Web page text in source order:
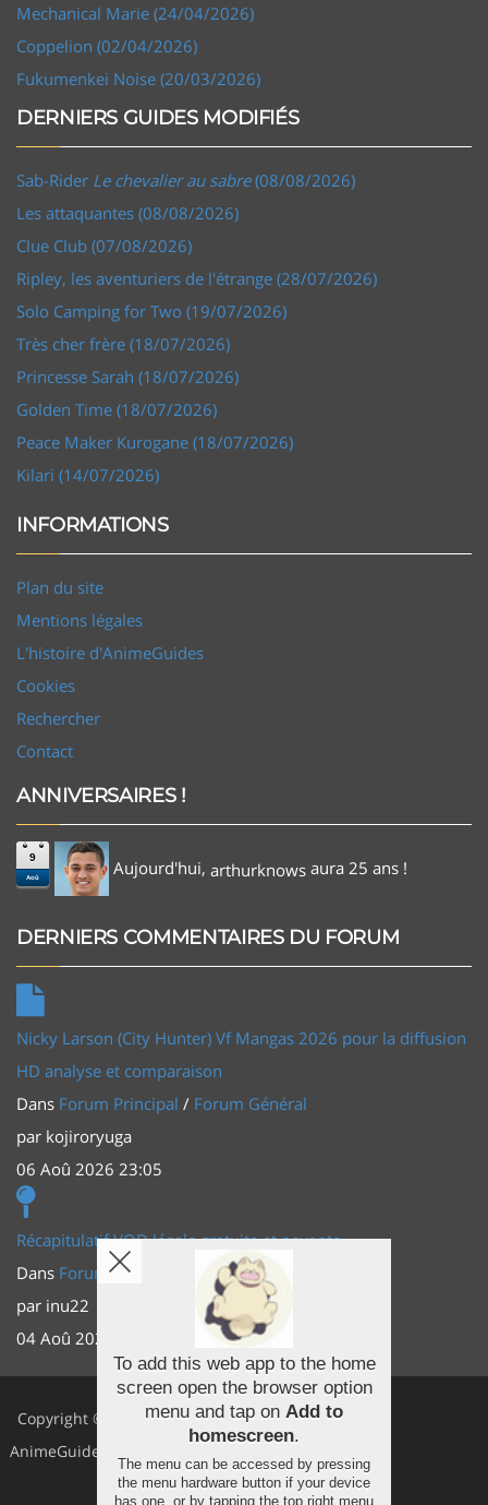
Mechanical Marie (24/04/2026)
Coppelion (02/04/2026)
Fukumenkei Noise (20/03/2026)
DERNIERS GUIDES MODIFIÉS
Sab-Rider Le chevalier au sabre(08/08/2026)
Les attaquantes (08/08/2026)
Clue Club (07/08/2026)
Ripley, les aventuriers de l'étrange (28/07/2026)
Solo Camping for Two (19/07/2026)
Très cher frère (18/07/2026)
Princesse Sarah (18/07/2026)
Golden Time (18/07/2026)
Peace Maker Kurogane (18/07/2026)
Kilari (14/07/2026)
INFORMATIONS
Plan du site
Mentions légales
L'histoire d'AnimeGuides
Cookies
Rechercher
Contact
ANNIVERSAIRES !
9
Aoû Aujourd'hui, arthurknows aura 25 ans !
DERNIERS COMMENTAIRES DU FORUM
Nicky Larson (City Hunter) Vf Mangas 2026 pour la diffusion
HD analyse et comparaison
Dans Forum Principal / Forum Général
par kojiroryuga
06 Aoû 2026 23:05
Récapitulatif VOD légale gratuite et payante
Dans Forum Principal
Actus (TV, vidéo, web)
par inu22
04 Aoû 2026 20:30
Copyright ©
AnimeGuides
Facebook
Youtube
Twitter
To add this web app to the home
screen open the browser option
menu and tap on Add to
homescreen.
The menu can be accessed by pressing
the menu hardware button if your device
has one, or by tapping the top right menu